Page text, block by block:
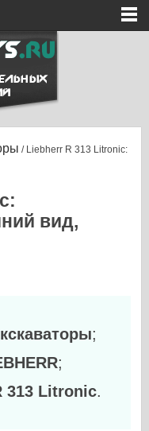
/ Liebherr R 313 Litronic:
вид,
;
;
313 Litronic.